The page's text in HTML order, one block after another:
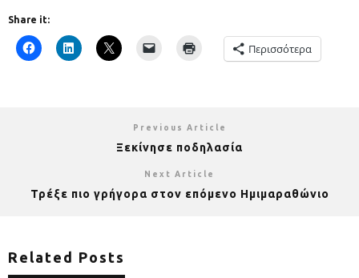
Share it:
Περισσότερα
Previous Article
Ξεκίνησε ποδηλασία
Next Article
Τρέξε πιο γρήγορα στον επόμενο Ημιμαραθώνιο
Related Posts